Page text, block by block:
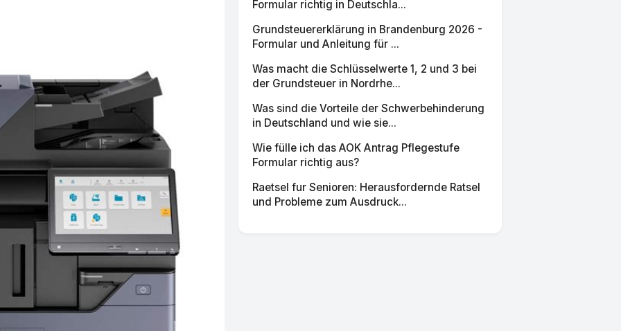
Formular richtig in Deutschla...
Grundsteuererklärung in Brandenburg 2026 -
Formular und Anleitung für ...
Was macht die Schlüsselwerte 1, 2 und 3 bei
der Grundsteuer in Nordrhe...
Was sind die Vorteile der Schwerbehinderung
in Deutschland und wie sie...
Wie fülle ich das AOK Antrag Pflegestufe
Formular richtig aus?
Raetsel fur Senioren: Herausfordernde Ratsel
und Probleme zum Ausdruck...